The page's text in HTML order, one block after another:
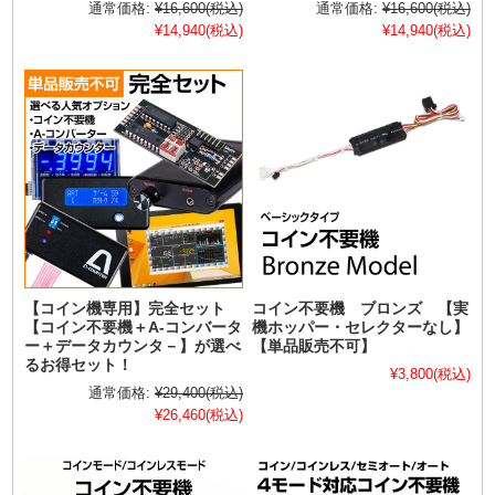
通常価格: ¥16,600(税込)
¥14,940(税込)
通常価格: ¥16,600(税込)
¥14,940(税込)
【コイン機専用】完全セット
【コイン不要機＋A-コンバータ
ー＋データカウンタ－】が選べ
るお得セット！
通常価格: ¥29,400(税込)
¥26,460(税込)
コイン不要機 ブロンズ 【実
機ホッパー・セレクターなし】
【単品販売不可】
¥3,800(税込)